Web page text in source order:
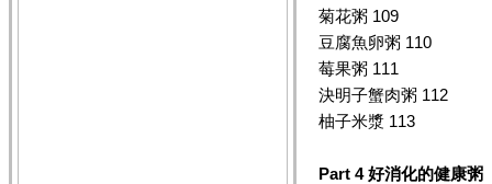
菊花粥 109
豆腐魚卵粥 110
莓果粥 111
決明子蟹肉粥 112
柚子米漿 113
Part 4好消化的健康粥